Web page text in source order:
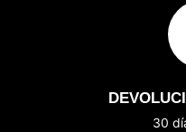
30